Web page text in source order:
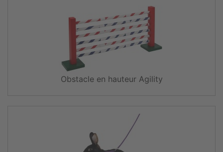
Obstacle en hauteur Agility